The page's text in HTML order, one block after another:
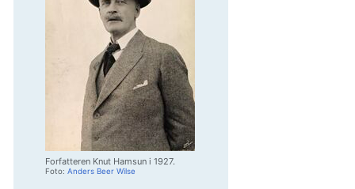
Forfatteren Knut Hamsun i 1927.
Foto: Anders Beer Wilse